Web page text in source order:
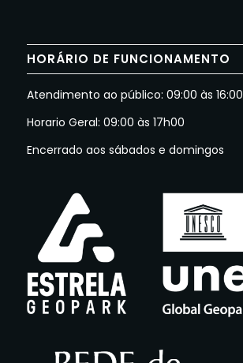
HORÁRIO DE FUNCIONAMENTO
Atendimento ao público: 09:00 às 16:00
Horario Geral: 09:00 às 17h00
Encerrado aos sábados e domingos